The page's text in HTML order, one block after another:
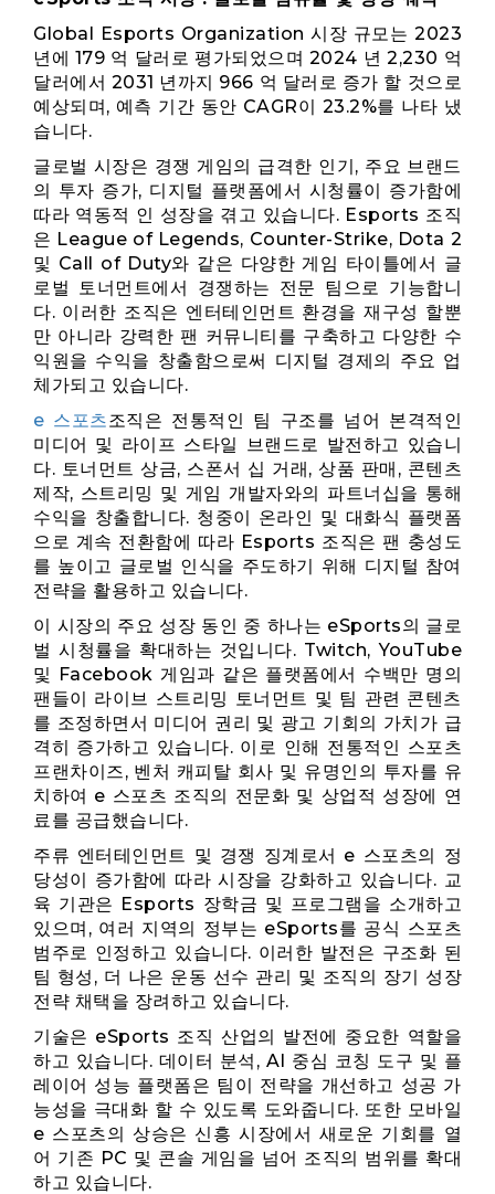
Global Esports Organization 시장 규모는 2023
년에 179 억 달러로 평가되었으며 2024 년 2,230 억
달러에서 2031 년까지 966 억 달러로 증가 할 것으로
예상되며, 예측 기간 동안 CAGR이 23.2%를 나타 냈
습니다.
글로벌 시장은 경쟁 게임의 급격한 인기, 주요 브랜드
의 투자 증가, 디지털 플랫폼에서 시청률이 증가함에
따라 역동적 인 성장을 겪고 있습니다. Esports 조직
은 League of Legends, Counter-Strike, Dota 2
및 Call of Duty와 같은 다양한 게임 타이틀에서 글
로벌 토너먼트에서 경쟁하는 전문 팀으로 기능합니
다. 이러한 조직은 엔터테인먼트 환경을 재구성 할뿐
만 아니라 강력한 팬 커뮤니티를 구축하고 다양한 수
익원을 수익을 창출함으로써 디지털 경제의 주요 업
체가되고 있습니다.
e 스포츠조직은 전통적인 팀 구조를 넘어 본격적인
미디어 및 라이프 스타일 브랜드로 발전하고 있습니
다. 토너먼트 상금, 스폰서 십 거래, 상품 판매, 콘텐츠
제작, 스트리밍 및 게임 개발자와의 파트너십을 통해
수익을 창출합니다. 청중이 온라인 및 대화식 플랫폼
으로 계속 전환함에 따라 Esports 조직은 팬 충성도
를 높이고 글로벌 인식을 주도하기 위해 디지털 참여
전략을 활용하고 있습니다.
이 시장의 주요 성장 동인 중 하나는 eSports의 글로
벌 시청률을 확대하는 것입니다. Twitch, YouTube
및 Facebook 게임과 같은 플랫폼에서 수백만 명의
팬들이 라이브 스트리밍 토너먼트 및 팀 관련 콘텐츠
를 조정하면서 미디어 권리 및 광고 기회의 가치가 급
격히 증가하고 있습니다. 이로 인해 전통적인 스포츠
프랜차이즈, 벤처 캐피탈 회사 및 유명인의 투자를 유
치하여 e 스포츠 조직의 전문화 및 상업적 성장에 연
료를 공급했습니다.
주류 엔터테인먼트 및 경쟁 징계로서 e 스포츠의 정
당성이 증가함에 따라 시장을 강화하고 있습니다. 교
육 기관은 Esports 장학금 및 프로그램을 소개하고
있으며, 여러 지역의 정부는 eSports를 공식 스포츠
범주로 인정하고 있습니다. 이러한 발전은 구조화 된
팀 형성, 더 나은 운동 선수 관리 및 조직의 장기 성장
전략 채택을 장려하고 있습니다.
기술은 eSports 조직 산업의 발전에 중요한 역할을
하고 있습니다. 데이터 분석, AI 중심 코칭 도구 및 플
레이어 성능 플랫폼은 팀이 전략을 개선하고 성공 가
능성을 극대화 할 수 있도록 도와줍니다. 또한 모바일
e 스포츠의 상승은 신흥 시장에서 새로운 기회를 열
어 기존 PC 및 콘솔 게임을 넘어 조직의 범위를 확대
하고 있습니다.